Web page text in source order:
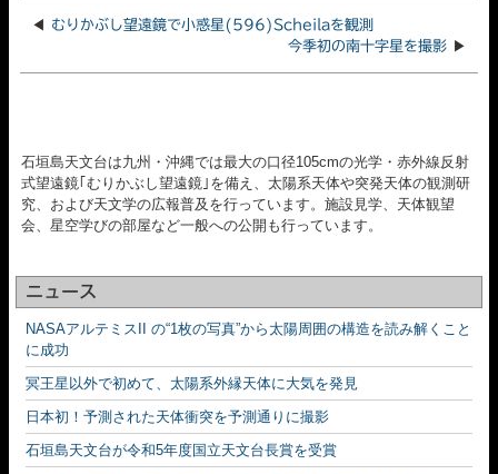
◀ むりかぶし望遠鏡で小惑星(596)Scheilaを観測
今季初の南十字星を撮影 ▶
石垣島天文台は九州・沖縄では最大の口径105cmの光学・赤外線反射
式望遠鏡｢むりかぶし望遠鏡｣を備え、太陽系天体や突発天体の観測研
究、および天文学の広報普及を行っています。施設見学、天体観望
会、星空学びの部屋など一般への公開も行っています。
ニュース
NASAアルテミスII の“1枚の写真”から太陽周囲の構造を読み解くこと
に成功
冥王星以外で初めて、太陽系外縁天体に大気を発見
日本初！予測された天体衝突を予測通りに撮影
石垣島天文台が令和5年度国立天文台長賞を受賞